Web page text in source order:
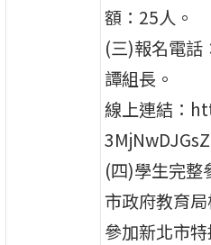
額：25人。
(三)報名電
譚組長。
線上連結：
(四)學生完整
市政府教育
參加新北市